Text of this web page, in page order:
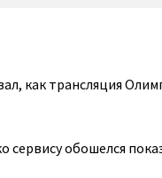
как трансляция
сервису обошелся